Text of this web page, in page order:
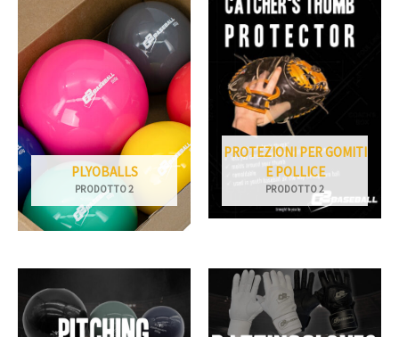
PLYOBALLS
PRODOTTO 2
PROTEZIONI PER GOMITI
E POLLICE
PRODOTTO 2